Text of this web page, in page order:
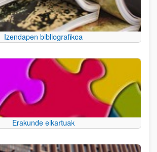
Izendapen bibliografikoa
Erakunde elkartuak